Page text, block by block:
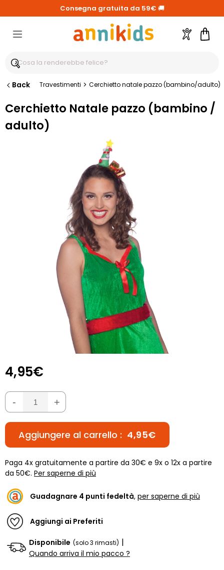
Consegna gratuita da 59€ 🚚
Account
Back Travestimenti > Cerchietto natale pazzo (bambino/adulto)
Cerchietto Natale pazzo (bambino /
adulto)
4,95€
- +
Aggiungere al carrello : 4,95€
Paga 4x gratuitamente a partire da 30€ e 9x o 12x a partire
da 50€. Per saperne di più
Guadagnare 4 punti fedeltà, per saperne di più
Aggiungi ai Preferiti
Disponibile (solo 3 rimasti) |
Quando arriva il mio pacco ?